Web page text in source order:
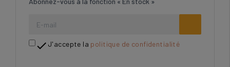
 J'accepte la politique de confidentialité